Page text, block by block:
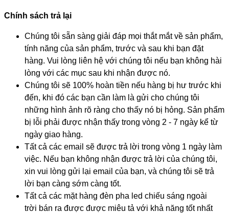
Chính sách trả lại
Chúng tôi sẵn sàng giải đáp mọi thắt mắt về sản phẩm,
tính năng của sản phẩm, trước và sau khi bạn đặt
hàng. Vui lòng liên hệ với chúng tôi nếu bạn không hài
lòng với các mục sau khi nhận được nó.
Chúng tôi sẽ 100% hoàn tiền nếu hàng bị hư trước khi
đến, khi đó các bạn cần làm là gửi cho chúng tôi
những hình ảnh rõ ràng cho thấy nó bị hỏng. Sản phẩm
bị lỗi phải được nhận thấy trong vòng 2 - 7 ngày kể từ
ngày giao hàng.
Tất cả các email sẽ được trả lời trong vòng 1 ngày làm
việc. Nếu bạn không nhận được trả lời của chúng tôi,
xin vui lòng gửi lại email của bạn, và chúng tôi sẽ trả
lời bạn càng sớm càng tốt.
Tất cả các mặt hàng đèn pha led chiếu sáng ngoài
trời bán ra được được miêu tả với khả năng tốt nhất